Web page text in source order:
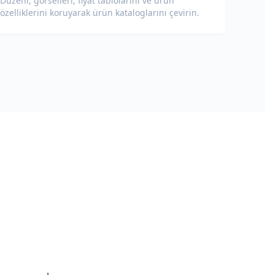
özelliklerini koruyarak ürün kataloglarını çevirin.